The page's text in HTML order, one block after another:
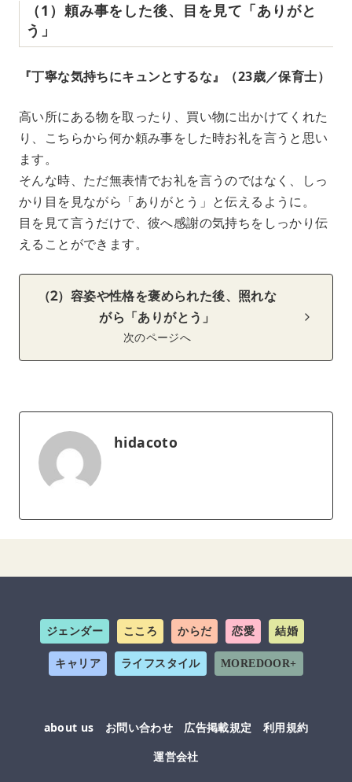
（1）頼み事をした後、目を見て「ありがと
う」
『丁寧な気持ちにキュンとするな』（23歳／保育士）
高い所にある物を取ったり、買い物に出かけてくれた
り、こちらから何か頼み事をした時お礼を言うと思い
ます。
そんな時、ただ無表情でお礼を言うのではなく、しっ
かり目を見ながら「ありがとう」と伝えるように。
目を見て言うだけで、彼へ感謝の気持ちをしっかり伝
えることができます。
（2）容姿や性格を褒められた後、照れな
がら「ありがとう」
次のページへ
hidacoto
ジェンダー こころ からだ 恋愛 結婚
キャリア ライフスタイル MOREDOOR+
about us お問い合わせ 広告掲載規定
利用規約
運営会社